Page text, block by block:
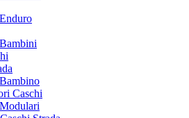
Caschi